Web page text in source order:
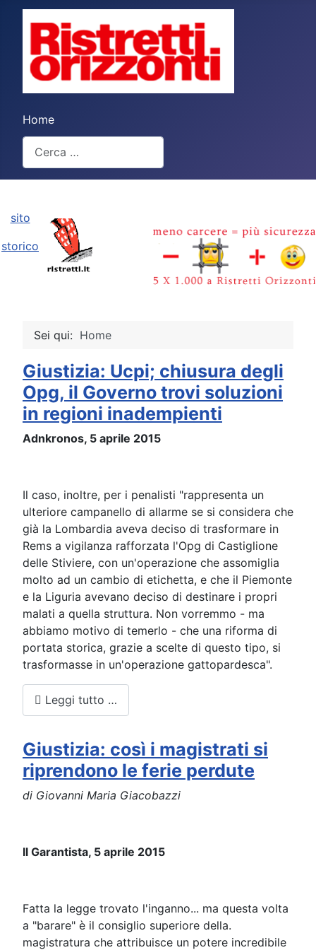
Home
Cerca
sito
storico
Sei qui: Home
Giustizia: Ucpi; chiusura degli
Opg, il Governo trovi soluzioni
in regioni inadempienti
Adnkronos, 5 aprile 2015
Il caso, inoltre, per i penalisti "rappresenta un
ulteriore campanello di allarme se si considera che
già la Lombardia aveva deciso di trasformare in
Rems a vigilanza rafforzata l'Opg di Castiglione
delle Stiviere, con un'operazione che assomiglia
molto ad un cambio di etichetta, e che il Piemonte
e la Liguria avevano deciso di destinare i propri
malati a quella struttura. Non vorremmo - ma
abbiamo motivo di temerlo - che una riforma di
portata storica, grazie a scelte di questo tipo, si
trasformasse in un'operazione gattopardesca".
Leggi tutto …
Giustizia: così i magistrati si
riprendono le ferie perdute
di Giovanni Maria Giacobazzi
Il Garantista, 5 aprile 2015
Fatta la legge trovato l'inganno... ma questa volta
a "barare" è il consiglio superiore della.
magistratura che attribuisce un potere incredibile